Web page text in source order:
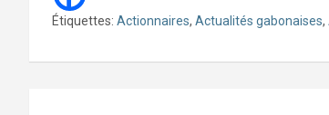
Étiquettes: Actionnaires, Actualités gabonaises,